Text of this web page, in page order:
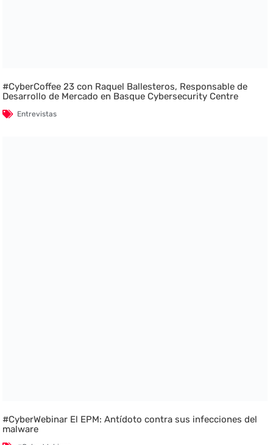
#CyberCoffee 23 con Raquel Ballesteros, Responsable de
Desarrollo de Mercado en Basque Cybersecurity Centre
Entrevistas
#CyberWebinar El EPM: Antídoto contra sus infecciones del
malware